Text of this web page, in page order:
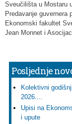
Sveučilišta u Mostaru
Predavanje
Ekonomski fakultet
Jean Monnet i
Posljednje
Kolektivni
2026....
Upisi na
i upute